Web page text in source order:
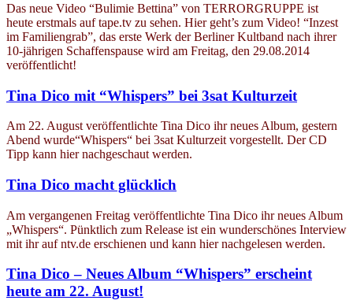
Das neue Video “Bulimie Bettina” von TERRORGRUPPE ist
heute erstmals auf tape.tv zu sehen. Hier geht’s zum Video! “Inzest
im Familiengrab”, das erste Werk der Berliner Kultband nach ihrer
10-jährigen Schaffenspause wird am Freitag, den 29.08.2014
veröffentlicht!
Tina Dico mit “Whispers” bei 3sat Kulturzeit
Am 22. August veröffentlichte Tina Dico ihr neues Album, gestern
Abend wurde“Whispers“ bei 3sat Kulturzeit vorgestellt. Der CD
Tipp kann hier nachgeschaut werden.
Tina Dico macht glücklich
Am vergangenen Freitag veröffentlichte Tina Dico ihr neues Album
„Whispers“. Pünktlich zum Release ist ein wunderschönes Interview
mit ihr auf ntv.de erschienen und kann hier nachgelesen werden.
Tina Dico – Neues Album “Whispers” erscheint
heute am 22. August!